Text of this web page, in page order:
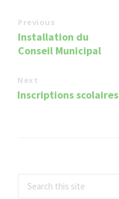
Previous
Installation du
Conseil Municipal
Next
Inscriptions scolaires